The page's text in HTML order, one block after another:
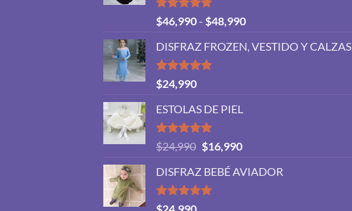
Valorado
con
de 5
$46,990- $48,990Rango
precios:
DISFRAZ FROZEN, VESTIDO Y CALZAS
Valorado
con
de 5
$24,990
ESTOLAS DE PIEL
Valorado
con
de 5
$24,990 El
original
era:
$16,990El
actual
DISFRAZ BEBÉ AVIADOR
Valorado